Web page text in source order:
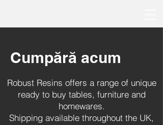
Cumpără acum
Robust Resins offers a range of unique
ready to buy tables, furniture and
homewares.
Shipping available throughout the UK,